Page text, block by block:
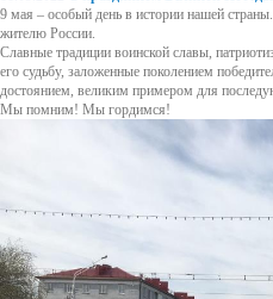
9 мая – особый день в истории нашей
жителю России.
Славные традиции воинской славы,
его судьбу, заложенные поколением
достоянием, великим примером для
Мы помним! Мы гордимся!